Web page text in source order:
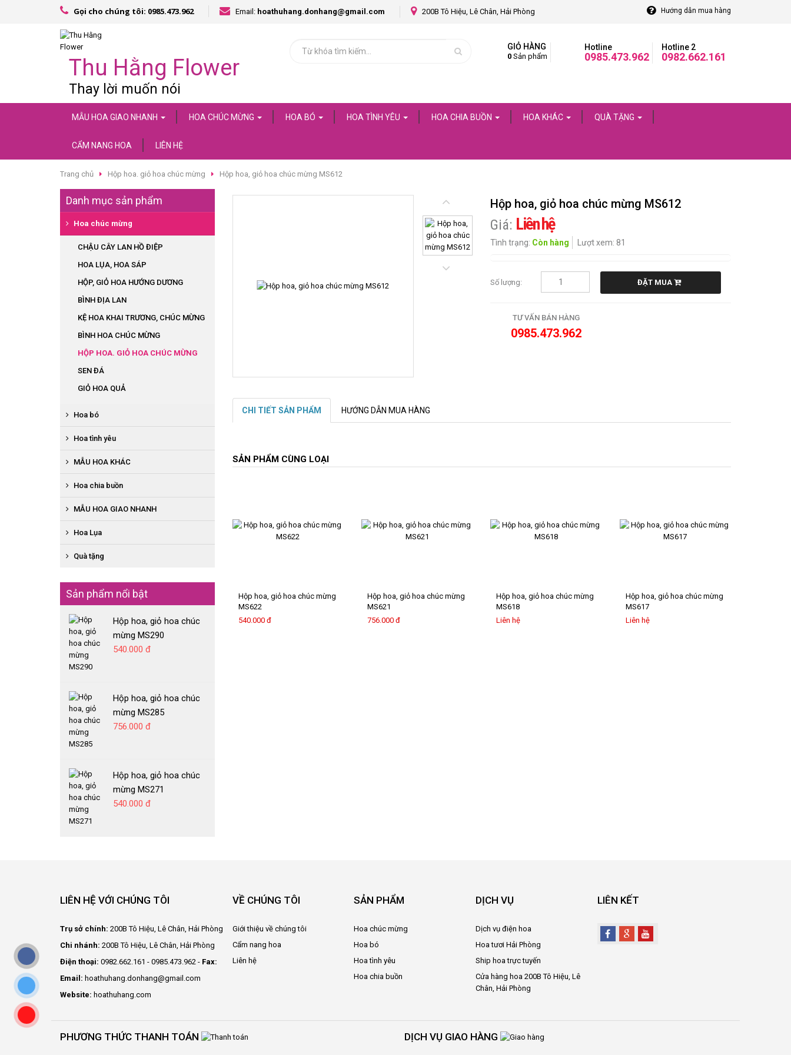
Gọi cho chúng tôi: 0985.473.962 Email: hoathuhang.donhang@gmail.com 200B Tô Hiệu, Lê Chân, Hải Phòng Hướng dẫn mua hàng
Thu Hằng Flower
Thay lời muốn nói
Hotline 2
0982.662.161
Hotline
0985.473.962
GIỎ HÀNG
0 Sản phẩm
MẪU HOA GIAO NHANH HOA CHÚC MỪNG HOA BÓ HOA TÌNH YÊU HOA CHIA BUỒN HOA KHÁC QUÀ TẶNG
CẨM NANG HOA LIÊN HỆ
Trang chủ Hộp hoa. giỏ hoa chúc mừng Hộp hoa, giỏ hoa chúc mừng MS612
Hộp hoa, giỏ hoa chúc mừng MS612
Giá: Liên hệ
Tình trạng: Còn hàng Lượt xem: 81
Số lượng: ĐẶT MUA
TƯ VẤN BÁN HÀNG
0985.473.962
CHI TIẾT SẢN PHẨM HƯỚNG DẪN MUA HÀNG
SẢN PHẨM CÙNG LOẠI
Hộp hoa, giỏ hoa chúc mừng
MS622
540.000 đ
Hộp hoa, giỏ hoa chúc mừng
MS621
756.000 đ
Hộp hoa, giỏ hoa chúc mừng
MS618
Liên hệ
Hộp hoa, giỏ hoa chúc mừng
MS617
Liên hệ
Danh mục sản phẩm
Hoa chúc mừng
CHẬU CÂY LAN HỒ ĐIỆP
HOA LỤA, HOA SÁP
HỘP, GIỎ HOA HƯỚNG DƯƠNG
BÌNH ĐỊA LAN
KỆ HOA KHAI TRƯƠNG, CHÚC MỪNG
BÌNH HOA CHÚC MỪNG
HỘP HOA. GIỎ HOA CHÚC MỪNG
SEN ĐÁ
GIỎ HOA QUẢ
Hoa bó
BÓ HOA LỤA
BÓ HOA TỪ TIỀN
BÓ ĐỊA LAN
BÓ HOA SÁP
HOA BÓ HƯỚNG DƯƠNG
Hoa tình yêu
HOA SÁP
HỘP HOA LỤA TRÁI TIM
BÌNH, HỘP HỒNG ĐỎ
BÓ HỒNG ĐỎ
MẪU HOA KHÁC
HOA THEO MÙA
BỤC PHÁT BIỂU
XE HOA
HOA CHẠY VIỀN SÂN KHẤU
HOA ĐẶC BIỆT
Hoa chia buồn
GIỎ HOA QUẢ
HOA ĐÁM HIẾU
HỘP HOA, GIỎ HOA CHIA BUỒN
MẪU HOA GIAO NHANH
SEN ĐÁ GIAO NHANH
HOA SÁP GIAO NHANH
CHẬU CÂY LAN HỒ ĐIỆP GIAO NHANH
Hoa Lụa
Quà tặng
GẤU BÔNG
BÁNH GATO
Sản phẩm nổi bật
Hộp hoa, giỏ hoa chúc
mừng MS290
540.000 đ
Hộp hoa, giỏ hoa chúc
mừng MS285
756.000 đ
Hộp hoa, giỏ hoa chúc
mừng MS271
540.000 đ
LIÊN HỆ VỚI CHÚNG TÔI
Trụ sở chính: 200B Tô Hiệu, Lê Chân, Hải Phòng
Chi nhánh: 200B Tô Hiệu, Lê Chân, Hải Phòng
Điện thoại: 0982.662.161 - 0985.473.962 - Fax:
Email: hoathuhang.donhang@gmail.com
Website: hoathuhang.com
VỀ CHÚNG TÔI
Giới thiệu về chúng tôi
Cẩm nang hoa
Liên hệ
SẢN PHẨM
Hoa chúc mừng
Hoa bó
Hoa tình yêu
Hoa chia buồn
DỊCH VỤ
Dịch vụ điện hoa
Hoa tươi Hải Phòng
Ship hoa trực tuyến
Cửa hàng hoa 200B Tô Hiệu, Lê
Chân, Hải Phòng
LIÊN KẾT
PHƯƠNG THỨC THANH TOÁN DỊCH VỤ GIAO HÀNG